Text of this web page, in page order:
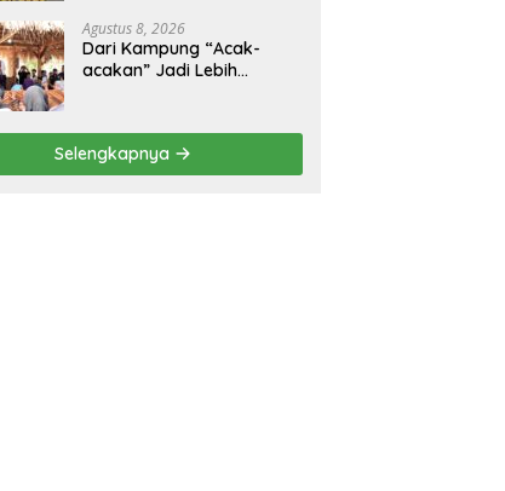
Agustus 8, 2026
Dari Kampung “Acak-
acakan” Jadi Lebih
Besar Desa Helau
Selengkapnya